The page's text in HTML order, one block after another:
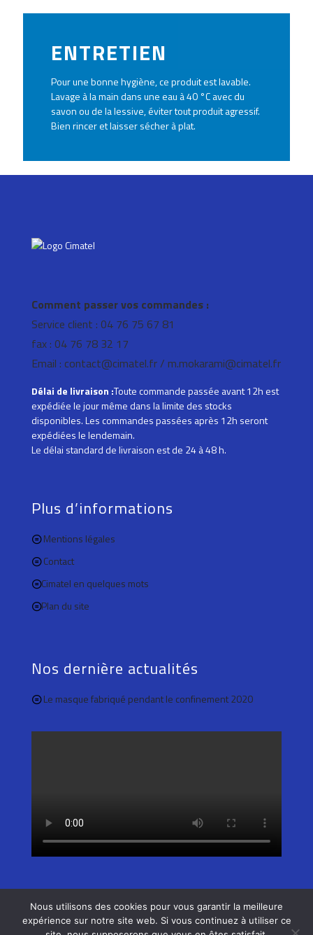
ENTRETIEN
Pour une bonne hygiène, ce produit est lavable.
Lavage à la main dans une eau à 40 °C avec du
savon ou de la lessive, éviter tout produit agressif.
Bien rincer et laisser sécher à plat.
Comment passer vos commandes :
Service client : 04 76 75 67 81
fax : 04 76 78 32 17
Email : contact@cimatel.fr / m.mokarami@cimatel.fr
Délai de livraison :Toute commande passée avant 12h est
expédiée le jour même dans la limite des stocks
disponibles. Les commandes passées après 12h seront
expédiées le lendemain.
Le délai standard de livraison est de 24 à 48 h.
Plus d’informations
Mentions légales
Contact
Cimatel en quelques mots
Plan du site
Nos dernière actualités
Le masque fabriqué pendant le confinement 2020
© 2021 Cimatel, tous droits réservés.
Nous utilisons des cookies pour vous garantir la meilleure
expérience sur notre site web. Si vous continuez à utiliser ce